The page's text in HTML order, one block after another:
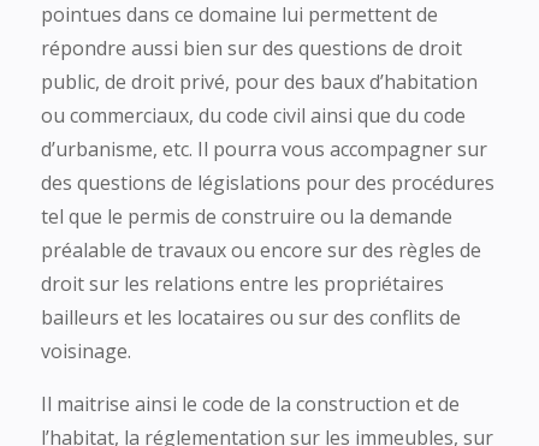
pointues dans ce domaine lui permettent de
répondre aussi bien sur des questions de droit
public, de droit privé, pour des baux d’habitation
ou commerciaux, du code civil ainsi que du code
d’urbanisme, etc. Il pourra vous accompagner sur
des questions de législations pour des procédures
tel que le permis de construire ou la demande
préalable de travaux ou encore sur des règles de
droit sur les relations entre les propriétaires
bailleurs et les locataires ou sur des conflits de
voisinage.
Il maitrise ainsi le code de la construction et de
l’habitat, la réglementation sur les immeubles, sur